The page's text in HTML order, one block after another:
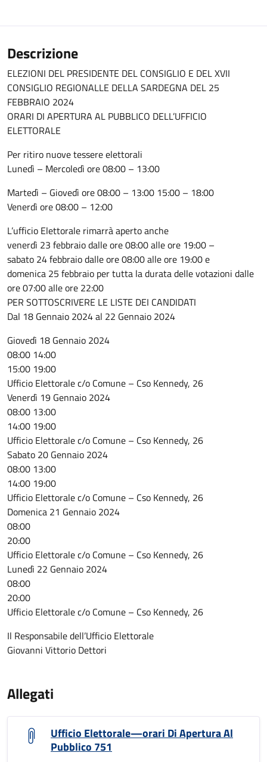
Descrizione
ELEZIONI DEL PRESIDENTE DEL CONSIGLIO E DEL XVII
CONSIGLIO REGIONALLE DELLA SARDEGNA DEL 25
FEBBRAIO 2024
ORARI DI APERTURA AL PUBBLICO DELL’UFFICIO
ELETTORALE
Per ritiro nuove tessere elettorali
Lunedì – Mercoledì ore 08:00 – 13:00
Martedì – Giovedì ore 08:00 – 13:00 15:00 – 18:00
Venerdì ore 08:00 – 12:00
L’ufficio Elettorale rimarrà aperto anche
venerdì 23 febbraio dalle ore 08:00 alle ore 19:00 –
sabato 24 febbraio dalle ore 08:00 alle ore 19:00 e
domenica 25 febbraio per tutta la durata delle votazioni dalle
ore 07:00 alle ore 22:00
PER SOTTOSCRIVERE LE LISTE DEI CANDIDATI
Dal 18 Gennaio 2024 al 22 Gennaio 2024
Giovedì 18 Gennaio 2024
08:00 14:00
15:00 19:00
Ufficio Elettorale c/o Comune – Cso Kennedy, 26
Venerdì 19 Gennaio 2024
08:00 13:00
14:00 19:00
Ufficio Elettorale c/o Comune – Cso Kennedy, 26
Sabato 20 Gennaio 2024
08:00 13:00
14:00 19:00
Ufficio Elettorale c/o Comune – Cso Kennedy, 26
Domenica 21 Gennaio 2024
08:00
20:00
Ufficio Elettorale c/o Comune – Cso Kennedy, 26
Lunedì 22 Gennaio 2024
08:00
20:00
Ufficio Elettorale c/o Comune – Cso Kennedy, 26
Il Responsabile dell’Ufficio Elettorale
Giovanni Vittorio Dettori
Allegati
Ufficio Elettorale—orari Di Apertura Al
Pubblico 751